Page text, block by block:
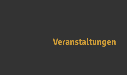
Veranstaltungen